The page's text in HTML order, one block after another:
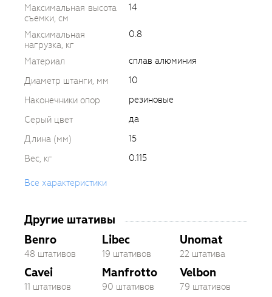
Максимальная высота
съемки, см
14
Максимальная
нагрузка, кг
0.8
Материал
сплав алюминия
Диаметр штанги, мм
10
Наконечники опор
резиновые
Серый цвет
да
Длина (мм)
15
Вес, кг
0.115
Все характеристики
Другие штативы
Benro
48 штативов
Cavei
11 штативов
Libec
19 штативов
Manfrotto
90 штативов
Unomat
22 штатива
Velbon
79 штативов